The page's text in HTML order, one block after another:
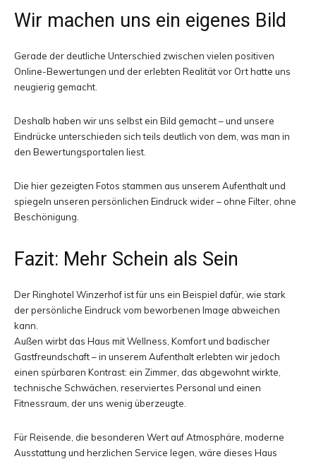
Wir machen uns ein eigenes Bild
Gerade der deutliche Unterschied zwischen vielen positiven
Online-Bewertungen und der erlebten Realität vor Ort hatte uns
neugierig gemacht.
Deshalb haben wir uns selbst ein Bild gemacht – und unsere
Eindrücke unterschieden sich teils deutlich von dem, was man in
den Bewertungsportalen liest.
Die hier gezeigten Fotos stammen aus unserem Aufenthalt und
spiegeln unseren persönlichen Eindruck wider – ohne Filter, ohne
Beschönigung.
Fazit: Mehr Schein als Sein
Der Ringhotel Winzerhof ist für uns ein Beispiel dafür, wie stark
der persönliche Eindruck vom beworbenen Image abweichen
kann.
Außen wirbt das Haus mit Wellness, Komfort und badischer
Gastfreundschaft – in unserem Aufenthalt erlebten wir jedoch
einen spürbaren Kontrast: ein Zimmer, das abgewohnt wirkte,
technische Schwächen, reserviertes Personal und einen
Fitnessraum, der uns wenig überzeugte.
Für Reisende, die besonderen Wert auf Atmosphäre, moderne
Ausstattung und herzlichen Service legen, wäre dieses Haus